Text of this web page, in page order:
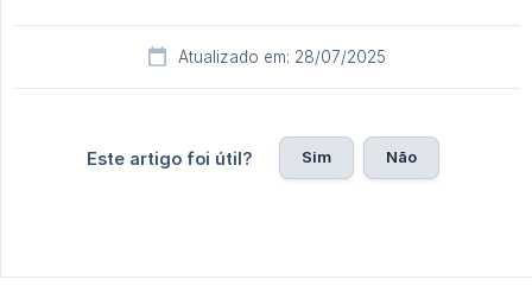
Atualizado em: 28/07/2025
Este artigo foi útil? Sim Não